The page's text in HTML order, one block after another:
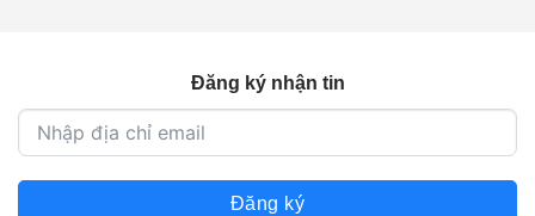
Đăng ký nhận tin
Đăng ký